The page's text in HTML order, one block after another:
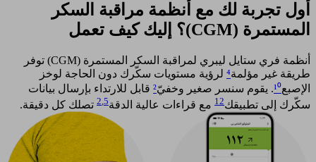
أول تجربة لك مع أنظمة مراقبة السكر
المستمرة (CGM)؟ إليك كيف تعمل​
أنظمة فري ستايل ليبري لمراقبة السكر المستمرة (CGM) توفر
طريقة غير مؤلمة⁴ لرؤية مستويات سكّرك دون الحاجة لوخز
الإصبع¹⁰. يقوم سنسر صغير وخفيّ² قابل للارتداء بإرسال بيانات
سكّرك إلى تطبيقك12 مع قراءات عالية الدقة 2,5 تصلك كل دقيقة.​